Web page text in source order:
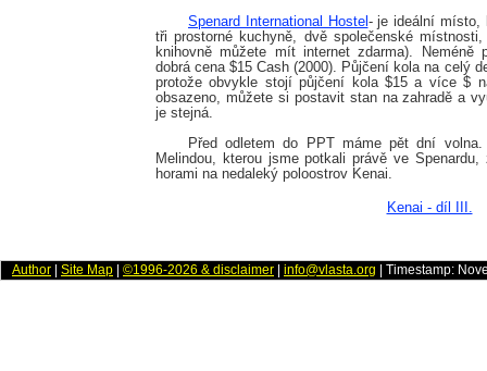
Spenard International Hostel - je ideální místo,
tři prostorné kuchyně, dvě společenské
knihovně můžete mít internet zdarma). Neméně
dobrá cena $15 Cash (2000). Půjčení kola na celý
protože obvykle stojí půjčení kola $15 a více $
obsazeno, můžete si postavit stan na zahradě a
je stejná.
Před odletem do PPT máme pět dní
Melindou, kterou jsme potkali právě ve
horami na nedaleký poloostrov Kenai.
Kenai - díl III.
Author Site Map ©1996-2026 & disclaimer info@vlasta.org | Timestamp: